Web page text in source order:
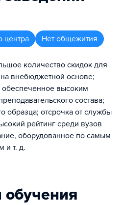
центра
Нет общежития
количество скидок для
внебюджетной основе;
обеспеченное высоким
состава;
образца; отсрочка от службы
рейтинг среди вузов
оборудованное по самым
и т. д.